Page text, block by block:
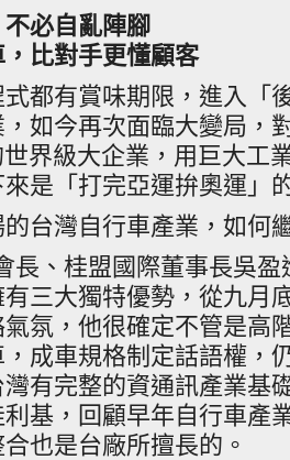
必自亂陣腳
比對手更懂顧客
都有賞味期限，進入「
如今再次面臨大變局，
界級大企業，用巨大工
是「打完亞運拚奧運」
台灣自行車產業，如何
長、桂盟國際董事長吳
三大獨特優勢，從九月
氛，他很確定不管是高
成車規格制定話語權，
有完整的資通訊產業基
基，回顧早年自行車產
也是台廠所擅長的。